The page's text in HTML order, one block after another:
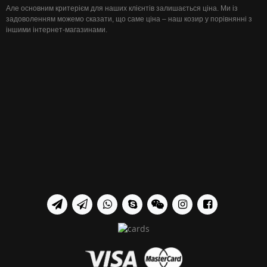
Але основним критерієм для наших клієнтів залишається ціна. Ми із
задоволенням можемо сказати, що саме ціна – наш козир у порівнянні з
іншими інтернет-магазинами.